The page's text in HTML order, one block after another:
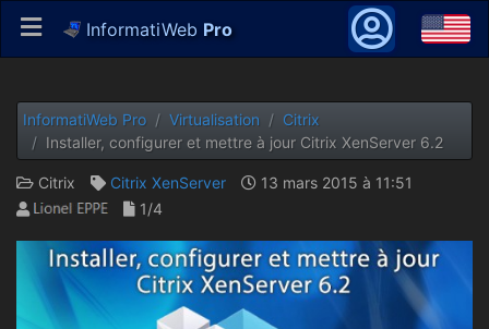
InformatiWeb Pro
InformatiWeb Pro Virtualisation
Citrix
Installer, configurer et mettre à jour Citrix XenServer 6.2
Citrix Citrix XenServer
13 mars 2015 à 11:51
1/4